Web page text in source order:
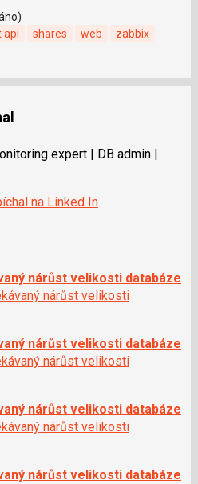
api shares web zabbix
expert | DB admin |
na Linked In
nárůst velikosti databáze
nárůst velikosti
nárůst velikosti databáze
nárůst velikosti
nárůst velikosti databáze
nárůst velikosti
nárůst velikosti databáze